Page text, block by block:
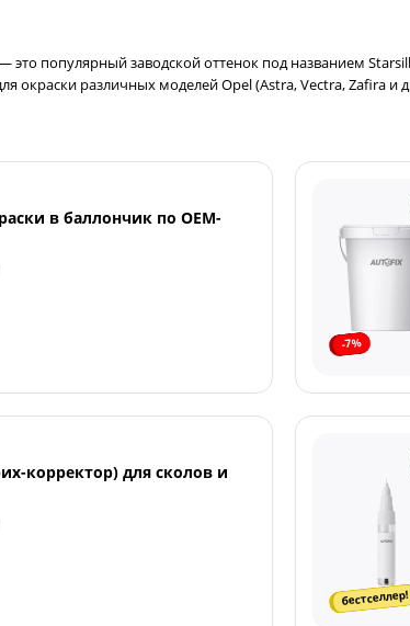
это популярный заводской оттенок под названием
окраски различных моделей Opel (Astra, Vectra, Zafira и
в баллончик по OEM-
-7%
корректор) для сколов и
бестселлер!